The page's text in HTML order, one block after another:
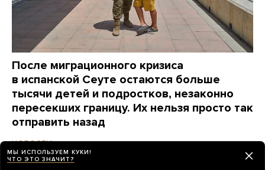
После миграционного кризиса
в испанской Сеуте остаются больше
тысячи детей и подростков, незаконно
пересекших границу. Их нельзя просто так
отправить назад
НОВОСТИ день назад
МЫ ИСПОЛЬЗУЕМ КУКИ!
ЧТО ЭТО ЗНАЧИТ?